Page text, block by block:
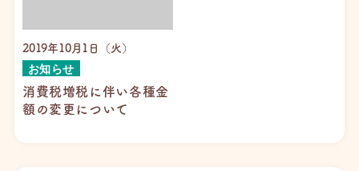
2019年10月1日（火）
お知らせ
消費税増税に伴い各種金
額の変更について